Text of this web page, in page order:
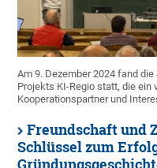
Am 9. Dezember 2024 fand
Projekts KI-Regio statt, die
Kooperationspartner und
Freundschaft und
Schlüssel zum